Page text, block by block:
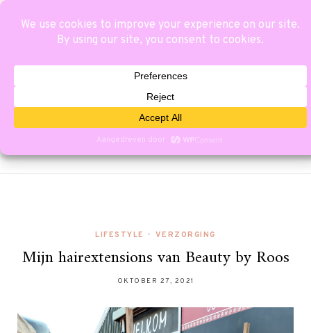
LIFESTYLE • VERZORGING
Mijn hairextensions van Beauty by Roos
OKTOBER 27, 2021